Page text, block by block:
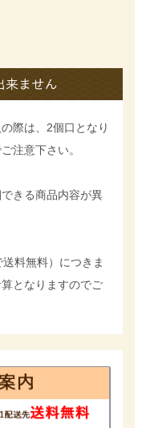
際は、2個口となり
注意下さい。
きる商品内容が異
料無料）につきま
となりますのでご